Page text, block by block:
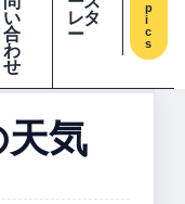
い
合
わ
せ
レタ
ー
p
i
c
s
天気